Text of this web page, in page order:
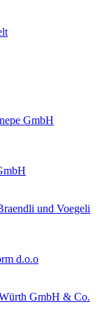
GmbH
und Voegeli
d.o.o
GmbH & Co.